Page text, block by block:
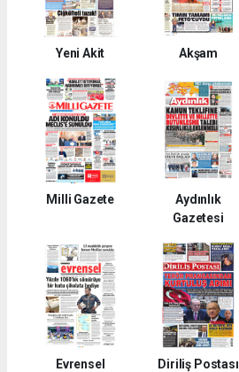
Yeni Akit Akşam
Milli Gazete
Aydınlık
Gazetesi
Evrensel Diriliş Postası